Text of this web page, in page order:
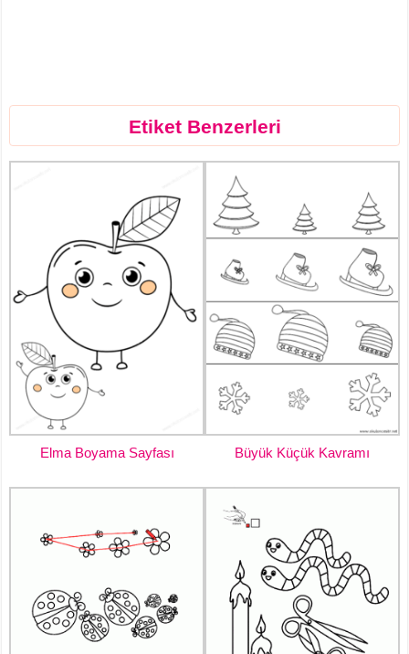
Etiket Benzerleri
Elma Boyama Sayfası Büyük Küçük Kavramı